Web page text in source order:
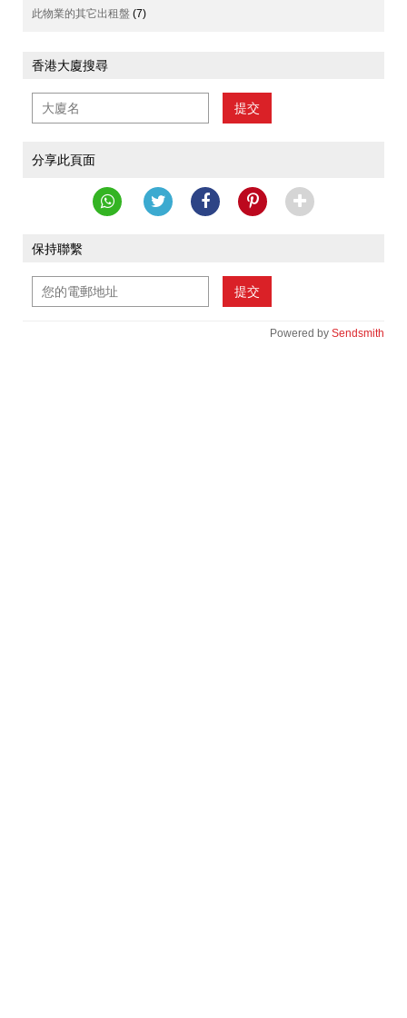
此物業的其它出租盤 (7)
香港大廈搜尋
提交
分享此頁面
保持聯繫
提交
Powered by Sendsmith